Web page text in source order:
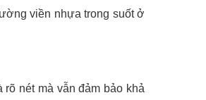
viền nhựa trong suốt ở
nét mà vẫn đảm bảo khả